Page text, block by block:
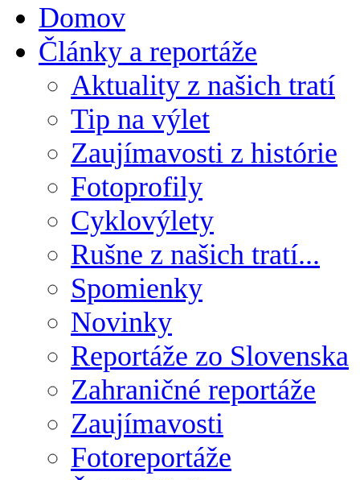
Domov
Články a reportáže
Aktuality z našich tratí
Tip na výlet
Zaujímavosti z histórie
Fotoprofily
Cyklovýlety
Rušne z našich tratí...
Spomienky
Novinky
Reportáže zo Slovenska
Zahraničné reportáže
Zaujímavosti
Fotoreportáže